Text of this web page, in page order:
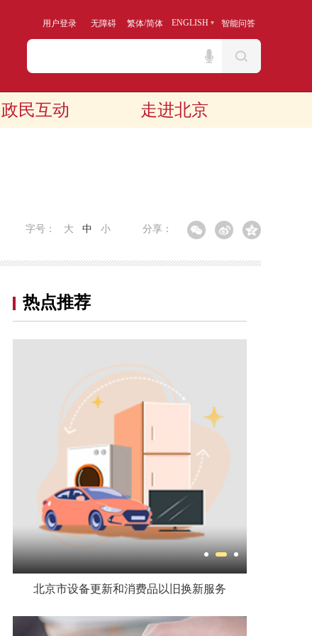
用户登录 无障碍 繁体/简体 ENGLISH 智能问答
政民互动 走进北京
分享：
字号： 大 中 小
热点推荐